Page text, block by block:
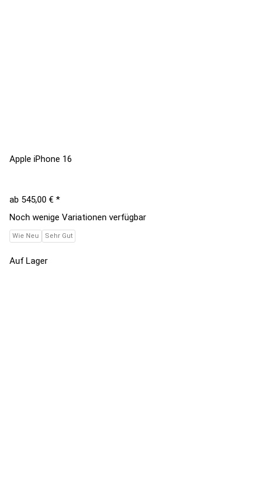
Apple iPhone 16
ab 545,00 € *
Noch wenige Variationen verfügbar
Wie Neu Sehr Gut
Auf Lager